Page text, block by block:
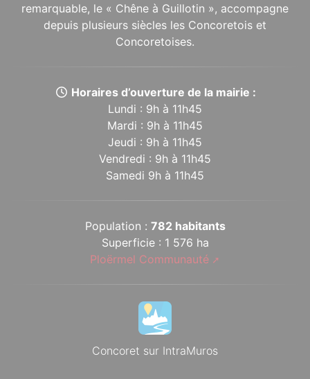
remarquable, le « Chêne à Guillotin », accompagne
depuis plusieurs siècles les Concoretois et
Concoretoises.
Horaires d’ouverture de la mairie :
Lundi : 9h à 11h45
Mardi : 9h à 11h45
Jeudi : 9h à 11h45
Vendredi : 9h à 11h45
Samedi 9h à 11h45
Population : 782 habitants
Superficie : 1 576 ha
Ploërmel Communauté
Concoret sur IntraMuros